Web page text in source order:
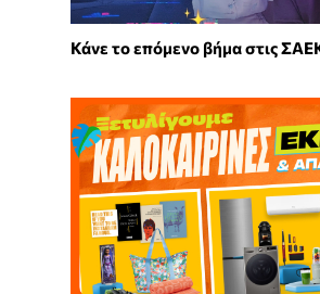
Κάνε το επόμενο βήμα στις